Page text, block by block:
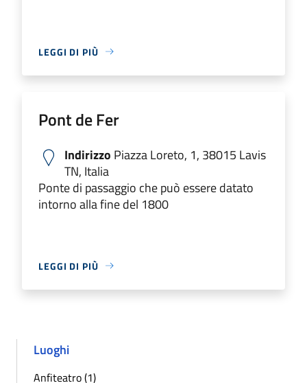
LEGGI DI PIÙ
Pont de Fer
Indirizzo Piazza Loreto, 1, 38015 Lavis
TN, Italia
Ponte di passaggio che può essere datato
intorno alla fine del 1800
LEGGI DI PIÙ
Luoghi
Anfiteatro (1)